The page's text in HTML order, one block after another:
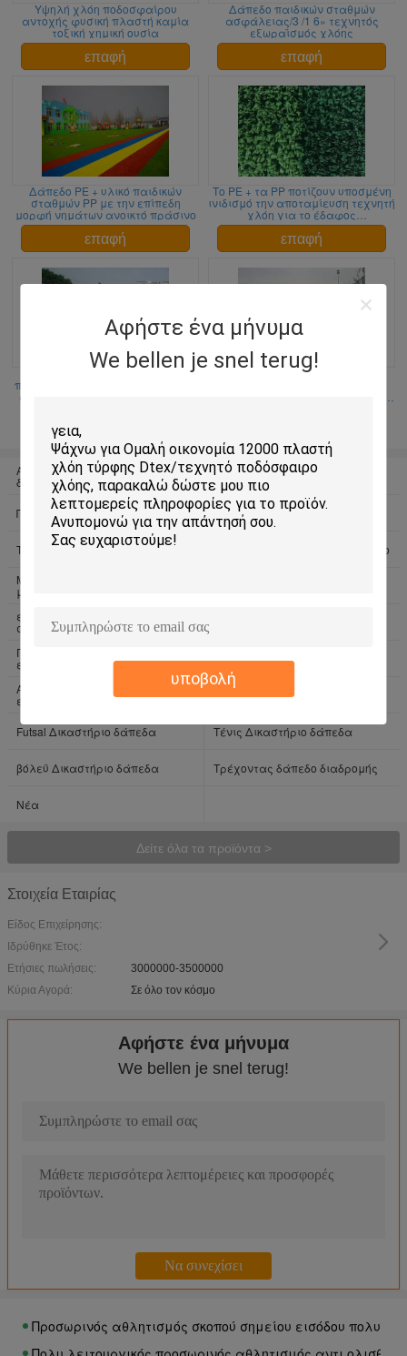
Αφήστε ένα μήνυμα
We bellen je snel terug!
υποβολή
Υψηλή χλόη ποδοσφαίρου
αντοχής φυσική πλαστή καμία
τοξική χημική ουσία
επαφή
Δάπεδο παιδικών σταθμών
ασφάλειας/3 /1 6» τεχνητός
εξωραϊσμός χλόης
επαφή
Δάπεδο PE + υλικό παιδικών
σταθμών PP με την επίπεδη
μορφή νημάτων ανοικτό πράσινο
επαφή
Το PE + τα PP ποτίζουν υποσμένη
ινιδισμό την αποταμίευση τεχνητή
χλόη για το έδαφος
ποδοσφαίρου/την υπαίθρια
τεχνητή τύρφη
επαφή
Odorless δάπεδο σχολικών
παιδικών χαρών χλόης DIY για το
αθλητικό δικαστήριο, εύκολο να
Υψηλή υπαίθρια ρεαλιστική
Αρθρωτή αθλητικών επενδύσεις
δαπέδου
Αλληλοσυνδεόμενα αθλητικών
επενδύσεις δαπέδου
Προσωρινή αθλητική δαπέδωση
υπαίθρια τεχνητή χλόη
Τεχνητή τύρφη ποδοσφαίρου
εξωτερικοί χώροι τεχνητή χόρτο
Μετακινούμενο δάπεδο γήπεδο
μπάσκετ
εσωτερικούς χώρους Flooring
σπορ
Γυμναστήριο αθλητικών
επενδύσεις δαπέδου
σκοπού
Αντιπτέριση αθλητικών
επενδύσεις δαπέδου Αθλητισμό επενδύσεις δαπέδου
Futsal Δικαστήριο δάπεδα Τένις Δικαστήριο δάπεδα
βόλεϋ Δικαστήριο δάπεδα Τρέχοντας δάπεδο διαδρομής
Νέα
Δείτε όλα τα προϊόντα >
Στοιχεία Εταιρίας
Είδος Επιχείρησης:
Ιδρύθηκε Έτος:
Ετήσιες πωλήσεις:
3000000-3500000
Κύρια Αγορά:
Σε όλο τον κόσμο
Αφήστε ένα μήνυμα
We bellen je snel terug!
Αδιάβροχο ενδασφαλίζοντας υπαίθριο δάπεδο,
Φορητά PP που ενδασφαλίζουν τον αθλητισμό που
Μετακινούμενα ενδασφαλίζοντας χαλιά πατωμάτων
Νέος ενδασφαλίζοντας αθλητισμός συστημάτων
Τροποποιημένος προσωρινός αθλητισμός PP που
Αντι UV προσωρινός αθλητισμός μη ολίσθησης που
Προσωρινός αθλητισμός σκοπού σημείου εισόδου πολυ